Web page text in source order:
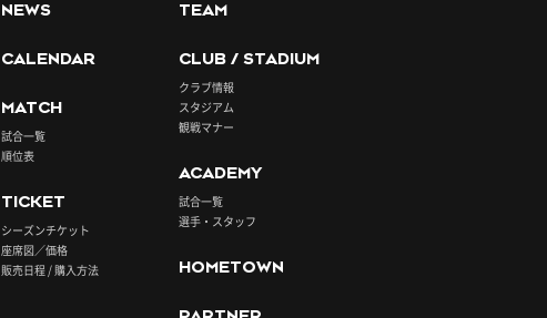
NEWS
CALENDAR
MATCH
試合一覧
順位表
TICKET
シーズンチケット
座席図／価格
販売日程 / 購入方法
TEAM
CLUB / STADIUM
クラブ情報
スタジアム
観戦マナー
ACADEMY
試合一覧
選手・スタッフ
HOMETOWN